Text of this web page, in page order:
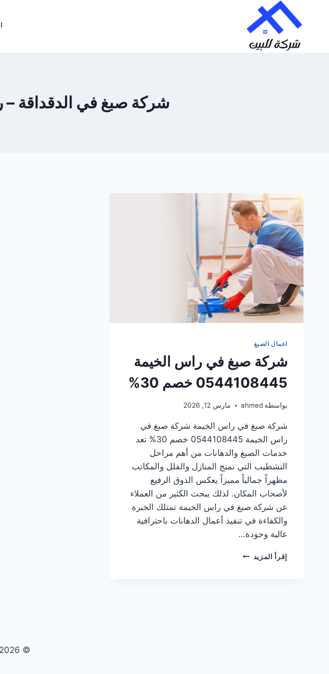
شركة صبغ في الدقداقة – راس
اعمال الصبغ
شركة صبغ في راس الخيمة
0544108445 خصم 30%
بواسطة ahmed مارس 12, 2026
شركة صبغ في راس الخيمة شركة صبغ في
راس الخيمة 0544108445 خصم 30% تعد
خدمات الصبغ والدهانات من أهم مراحل
التشطيب التي تمنح المنازل والفلل والمكاتب
مظهراً جمالياً مميزاً يعكس الذوق الرفيع
لأصحاب المكان. لذلك يبحث الكثير من العملاء
عن شركة صبغ في راس الخيمة تمتلك الخبرة
والكفاءة في تنفيذ أعمال الدهانات باحترافية
عالية وجودة…
إقرأ المزيد شركة
© 2026 شركة للبيت